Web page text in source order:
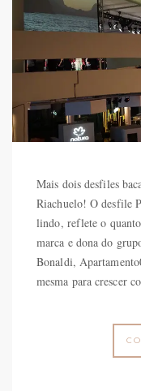
Mais dois desfiles
Riachuelo! O desfile
lindo, reflete o
marca e dona do
Bonaldi,
mesma para crescer